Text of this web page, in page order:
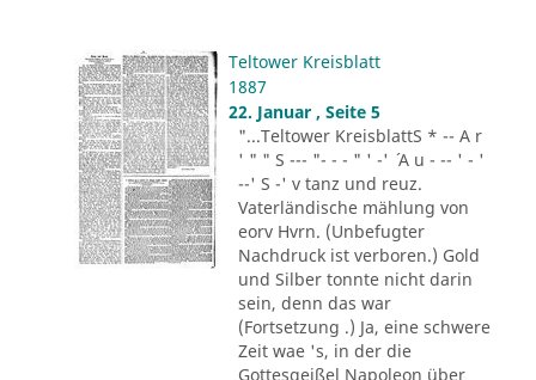
Teltower Kreisblatt
1887
22. Januar , Seite 5
"...Teltower KreisblattS * -- A r
' " " S --- "- - - " ' -' ´ A u - -- ' - '
--' S -' v tanz und reuz.
Vaterländische mählung von
eorv Hvrn. (Unbefugter
Nachdruck ist verboren.) Gold
und Silber tonnte nicht darin
sein, denn das war
(Fortsetzung .) Ja, eine schwere
Zeit wae 's, in der die
Gottesgeißel Napoleon über